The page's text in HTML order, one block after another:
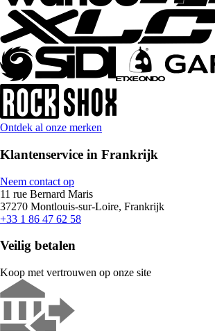
Ontdek al onze merken
Klantenservice in Frankrijk
Neem contact op
11 rue Bernard Maris
37270 Montlouis-sur-Loire, Frankrijk
+33 1 86 47 62 58
Veilig betalen
Koop met vertrouwen op onze site